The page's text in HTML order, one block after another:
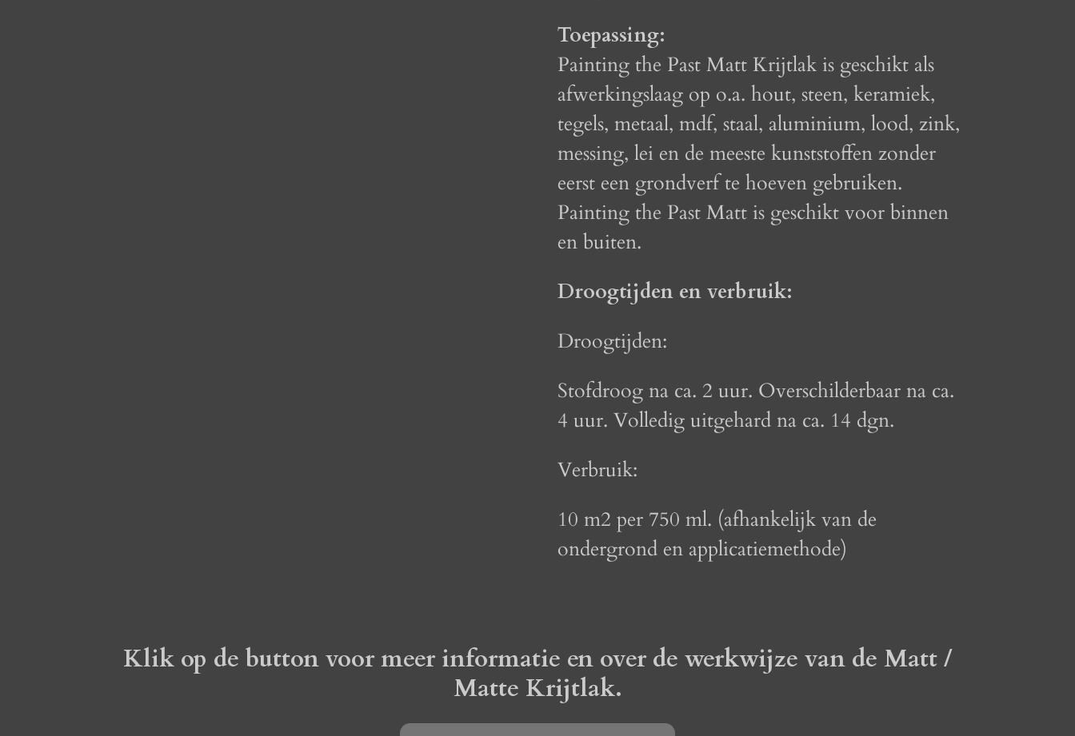
Toepassing:
Painting the Past Matt Krijtlak is geschikt als
afwerkingslaag op o.a. hout, steen, keramiek,
tegels, metaal, mdf, staal, aluminium, lood, zink,
messing, lei en de meeste kunststoffen zonder
eerst een grondverf te hoeven gebruiken.
Painting the Past Matt is geschikt voor binnen
en buiten.
Droogtijden en verbruik:
Droogtijden:
Stofdroog na ca. 2 uur. Overschilderbaar na ca.
4 uur. Volledig uitgehard na ca. 14 dgn.
Verbruik:
10 m2 per 750 ml. (afhankelijk van de
ondergrond en applicatiemethode)
Klik op de button voor meer informatie en over de werkwijze van de Matt /
Matte Krijtlak.